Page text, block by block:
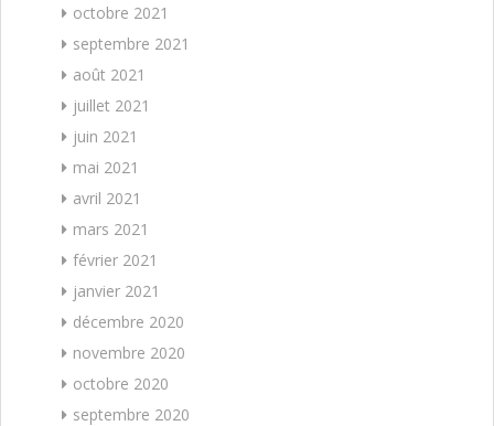
octobre 2021
septembre 2021
août 2021
juillet 2021
juin 2021
mai 2021
avril 2021
mars 2021
février 2021
janvier 2021
décembre 2020
novembre 2020
octobre 2020
septembre 2020